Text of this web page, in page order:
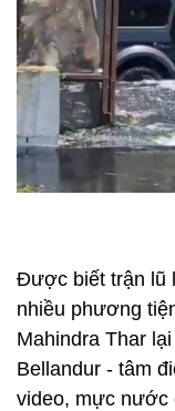
Được biết trận lũ
nhiều phương
Mahindra Thar
Bellandur - tâm
video, mực nước